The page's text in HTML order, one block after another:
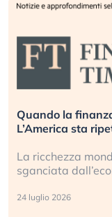
reale.
2008?
più